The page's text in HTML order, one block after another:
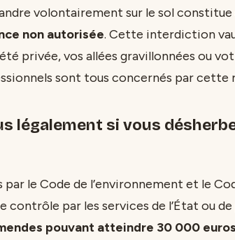
volontairement sur le sol constitue
non autorisée. Cette interdiction
privée, vos allées gravillonnées ou
sont tous concernés par cette
légalement si vous
par le Code de l’environnement et le
contrôle par les services de l’État ou
pouvant atteindre 30 000 euros